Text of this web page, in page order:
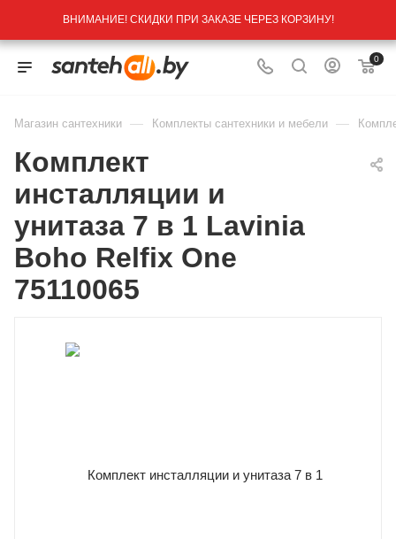
ВНИМАНИЕ! СКИДКИ ПРИ ЗАКАЗЕ ЧЕРЕЗ КОРЗИНУ!
0
Магазин сантехники — Комплекты сантехники и мебели —
Комплект
инсталляции и
унитаза 7 в 1 Lavinia
Boho Relfix One
75110065